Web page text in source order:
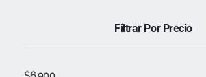
Filtrar Por Precio